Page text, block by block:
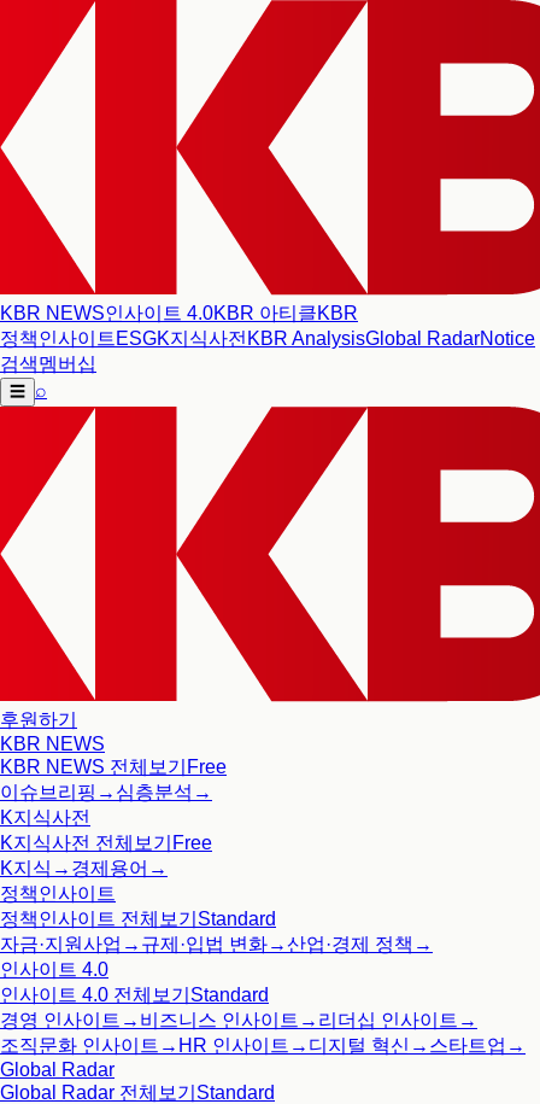
KBR NEWS인사이트 4.0KBR 아티클KBR
정책인사이트 ESGK지식사전 KBR AnalysisGlobal RadarNotice
검색멤버십
☰ ⌕
후원하기
KBR NEWS
KBR NEWS 전체보기 Free
이슈브리핑 → 심층분석 →
K지식사전
K지식사전 전체보기 Free
K지식 → 경제용어 →
정책인사이트
정책인사이트 전체보기 Standard
자금·지원사업 → 규제·입법 변화→산업·경제 정책 →
인사이트 4.0
인사이트 4.0 전체보기 Standard
경영 인사이트 → 비즈니스 인사이트 → 리더십 인사이트 →
조직문화 인사이트 → HR 인사이트 → 디지털 혁신 → 스타트업 →
Global Radar
Global Radar 전체보기 Standard